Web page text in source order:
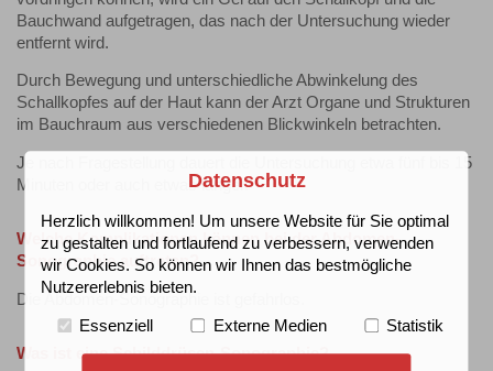
Bauchwand aufgetragen, das nach der Untersuchung wieder
entfernt wird.
Durch Bewegung und unterschiedliche Abwinkelung des
Schallkopfes auf der Haut kann der Arzt Organe und Strukturen
im Bauchraum aus verschiedenen Blickwinkeln betrachten.
Je nach Fragestellung dauert die Untersuchung etwa fünf bis 15
Minuten oder auch etwas länger.
Welche Komplikationen können bei der Abdomen-
Sonographie auftreten?
Die Abdomen-Sonographie ist gefahrlos.
Was ist eine Schilddrüsen-Sonographie?
Datenschutz
Herzlich willkommen! Um unsere Website für Sie optimal
zu gestalten und fortlaufend zu verbessern, verwenden
wir Cookies. So können wir Ihnen das bestmögliche
Nutzererlebnis bieten.
Essenziell Externe Medien Statistik